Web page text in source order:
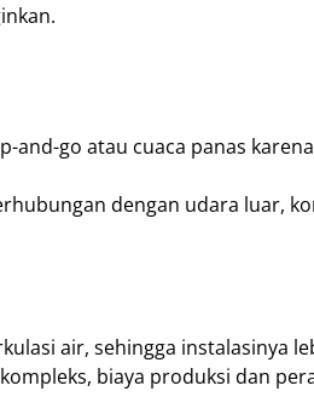
and-go atau cuaca panas
dengan udara luar,
air, sehingga instalasinya
biaya produksi dan